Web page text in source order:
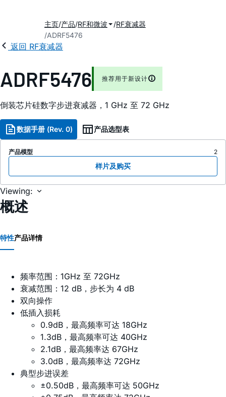
主页 产品 RF和微波
RF衰减器
ADRF5476
返回 RF衰减器
ADRF5476 推荐用于新设计
倒装芯片硅数字步进衰减器，1 GHz 至 72 GHz
数据手册 (Rev. 0) 产品选型表
产品模型 2
样片及购买
Viewing:
概述
特性产品详情
频率范围：1GHz 至 72GHz
衰减范围：12 dB，步长为 4 dB
双向操作
低插入损耗
0.9dB，最高频率可达 18GHz
1.3dB，最高频率可达 40GHz
2.1dB，最高频率达 67GHz
3.0dB，最高频率达 72GHz
典型步进误差
±0.50dB，最高频率可达 50GHz